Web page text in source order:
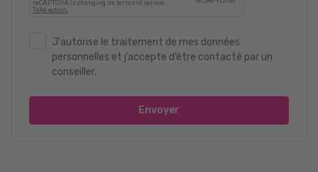
J'autorise le traitement de mes données
personnelles et j’accepte d’être contacté par un
conseiller.
Envoyer